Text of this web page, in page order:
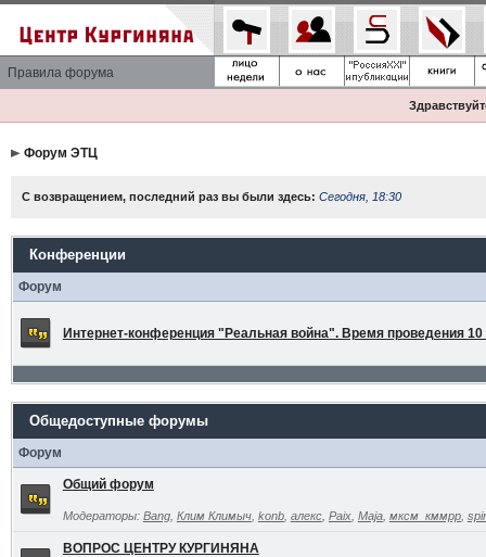
Правила форума
Форум ЭТЦ
С возвращением, последний раз вы были здесь: Сегодня, 18:30
Конференции
Форум
Интернет-конференция "Реальная война". Время проведения 10
Общедоступные форумы
Форум
Общий форум
Модераторы: Bang, Клим Климыч, konb, алекс, Paix, Maja, мксм_кммрр,
ВОПРОС ЦЕНТРУ КУРГИНЯНА